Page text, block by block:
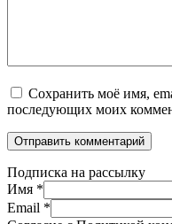
Сохранить моё имя,
последующих моих
Подписка на рассылку
Имя *
Email *